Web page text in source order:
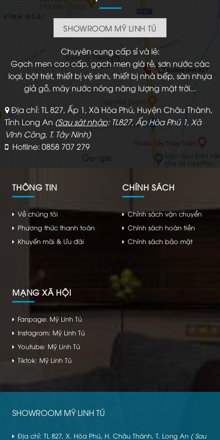
SHOWROOM MỸ LINH TÚ
Chuyên cung cấp sỉ và lẻ:
Gạch men cao cấp, gạch men giá rẻ, sơn nước các
loại, bột trét, thiết bị vệ sinh, thiết bị nhà bếp, sàn nhựa
giả gỗ, máy nước nóng năng lượng mặt trời...
Địa chỉ: TL 827, Ấp 1, Xã Hòa Phú, Huyện Châu Thành,
Tỉnh Long An (Sau sát nhập: TL827, Ấp Hòa Phú 1, Xã
Vĩnh Công, T. Tây Ninh)
Hotline: 0858 707 279
THÔNG TIN
Về chúng tôi
Phương thức thanh toán
Khuyến mãi & Ưu đãi
CHÍNH SÁCH
Chính sách vận chuyển
Chính sách hoàn tiền
Chính sách bảo mật
MẠNG XÃ HỘI
Fanpage: Mỹ Linh Tú
Instagram: Mỹ Linh Tú
Youtube: Mỹ Linh Tú
Tiktok: Mỹ Linh Tú
SHOWROOM MỸ LINH TÚ
Địa chỉ: TL 827, X. Hòa Phú, H. Châu Thành, T. Long An ( Sau